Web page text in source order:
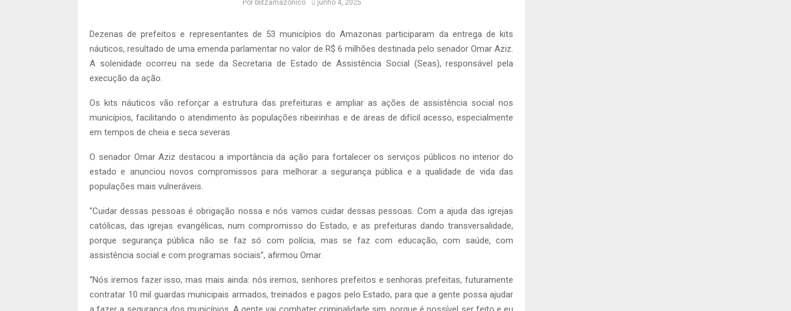
Por blitzamazonico junho 4, 2025
Dezenas de prefeitos e representantes de 53 municípios do Amazonas participaram da entrega de kits
náuticos, resultado de uma emenda parlamentar no valor de R$ 6 milhões destinada pelo senador Omar Aziz.
A solenidade ocorreu na sede da Secretaria de Estado de Assistência Social (Seas), responsável pela
execução da ação.
Os kits náuticos vão reforçar a estrutura das prefeituras e ampliar as ações de assistência social nos
municípios, facilitando o atendimento às populações ribeirinhas e de áreas de difícil acesso, especialmente
em tempos de cheia e seca severas.
O senador Omar Aziz destacou a importância da ação para fortalecer os serviços públicos no interior do
estado e anunciou novos compromissos para melhorar a segurança pública e a qualidade de vida das
populações mais vulneráveis.
“Cuidar dessas pessoas é obrigação nossa e nós vamos cuidar dessas pessoas. Com a ajuda das igrejas
católicas, das igrejas evangélicas, num compromisso do Estado, e as prefeituras dando transversalidade,
porque segurança pública não se faz só com polícia, mas se faz com educação, com saúde, com
assistência social e com programas sociais”, afirmou Omar.
“Nós iremos fazer isso, mas mais ainda: nós iremos, senhores prefeitos e senhoras prefeitas, futuramente
contratar 10 mil guardas municipais armados, treinados e pagos pelo Estado, para que a gente possa ajudar